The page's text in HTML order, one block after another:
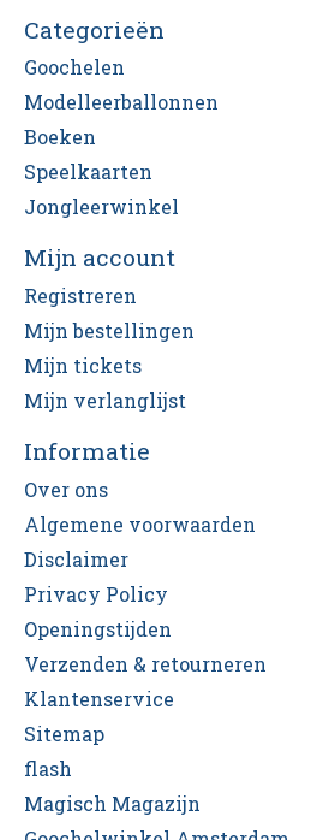
Categorieën
Goochelen
Modelleerballonnen
Boeken
Speelkaarten
Jongleerwinkel
Mijn account
Registreren
Mijn bestellingen
Mijn tickets
Mijn verlanglijst
Informatie
Over ons
Algemene voorwaarden
Disclaimer
Privacy Policy
Openingstijden
Verzenden & retourneren
Klantenservice
Sitemap
flash
Magisch Magazijn